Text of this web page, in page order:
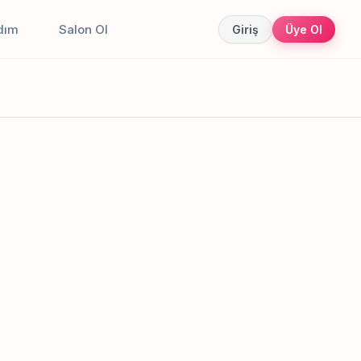
Salon Ol Giriş Üye Ol
Canlı sonuçlar Online randevu